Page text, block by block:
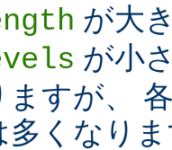
が大
が小
ますが、
多くなり